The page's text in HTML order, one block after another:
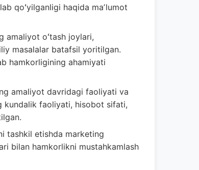
qoʻyilganligi haqida maʼlumot
amaliyot oʻtash joylari,
masalalar batafsil yoritilgan.
hamkorligining ahamiyati
amaliyot davridagi faoliyati va
kundalik faoliyati, hisobot sifati,
tashkil etishda marketing
bilan hamkorlikni mustahkamlash